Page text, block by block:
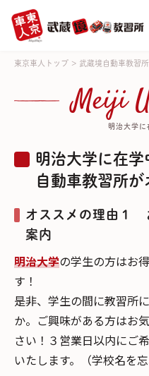
東京車人トップ > 武蔵境自動車教習
Meiji
明治大学に
明治大学に在
自動車教習所が
オススメの理由１
案内
明治大学の学生の方はお
す！
是非、学生の間に教習所
か。ご興味がある方はお
さい！３営業日以内にご
いたします。（学校名を